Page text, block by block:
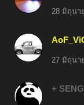
28 มิถุนา
27 มิถุนา
+